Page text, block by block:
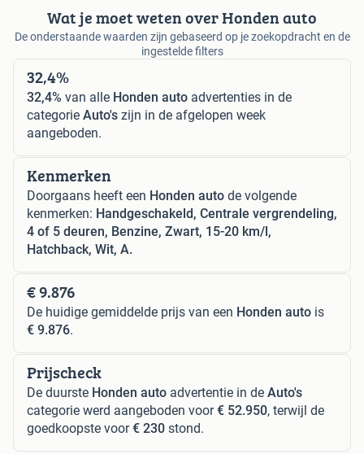
Wat je moet weten over Honden auto
De onderstaande waarden zijn gebaseerd op je zoekopdracht en de
ingestelde filters
32,4%
32,4% van alle Honden auto advertenties in de
categorie Auto's zijn in de afgelopen week
aangeboden.
Kenmerken
Doorgaans heeft een Honden auto de volgende
kenmerken: Handgeschakeld, Centrale vergrendeling,
4 of 5 deuren, Benzine, Zwart, 15-20 km/l,
Hatchback, Wit, A.
€ 9.876
De huidige gemiddelde prijs van een Honden auto is
€ 9.876.
Prijscheck
De duurste Honden auto advertentie in de Auto's
categorie werd aangeboden voor€ 52.950, terwijl de
goedkoopste voor€ 230 stond.